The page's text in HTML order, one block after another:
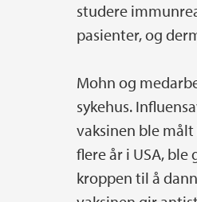
studere
pasienter, og
Mohn og
sykehus.
vaksinen ble
flere år i USA,
kroppen til å